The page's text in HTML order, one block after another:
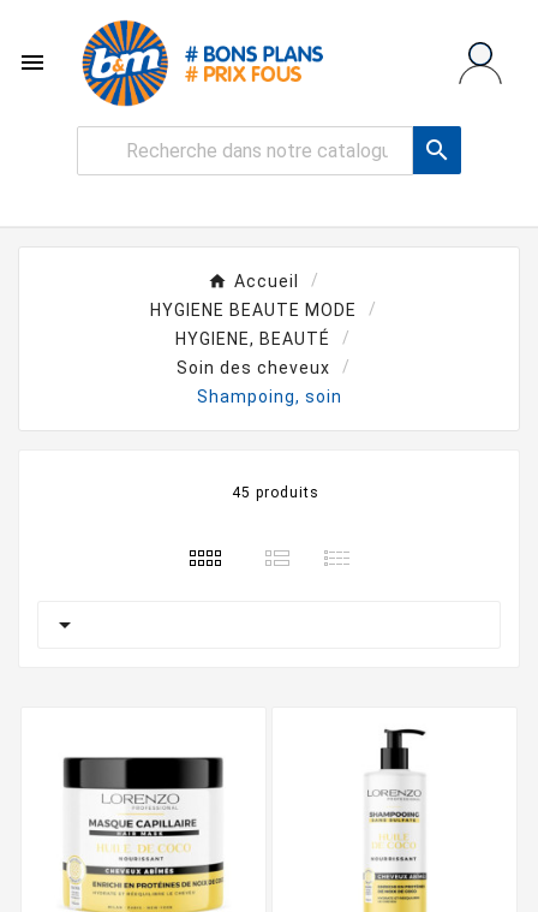


Accueil
HYGIENE BEAUTE MODE
HYGIENE, BEAUTÉ
Soin des cheveux
Shampoing, soin
45 produits
